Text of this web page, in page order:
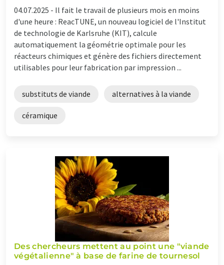
04.07.2025 - Il fait le travail de plusieurs mois en moins
d'une heure : ReacTUNE, un nouveau logiciel de l'Institut
de technologie de Karlsruhe (KIT), calcule
automatiquement la géométrie optimale pour les
réacteurs chimiques et génère des fichiers directement
utilisables pour leur fabrication par impression ...
substituts de viande alternatives à la viande
céramique
Des chercheurs mettent au point une "viande
végétalienne" à base de farine de tournesol